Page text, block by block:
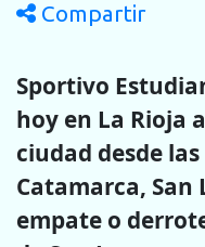
Compartir
Sportivo
hoy en La Rioja
ciudad desde
Catamarca, San
empate o